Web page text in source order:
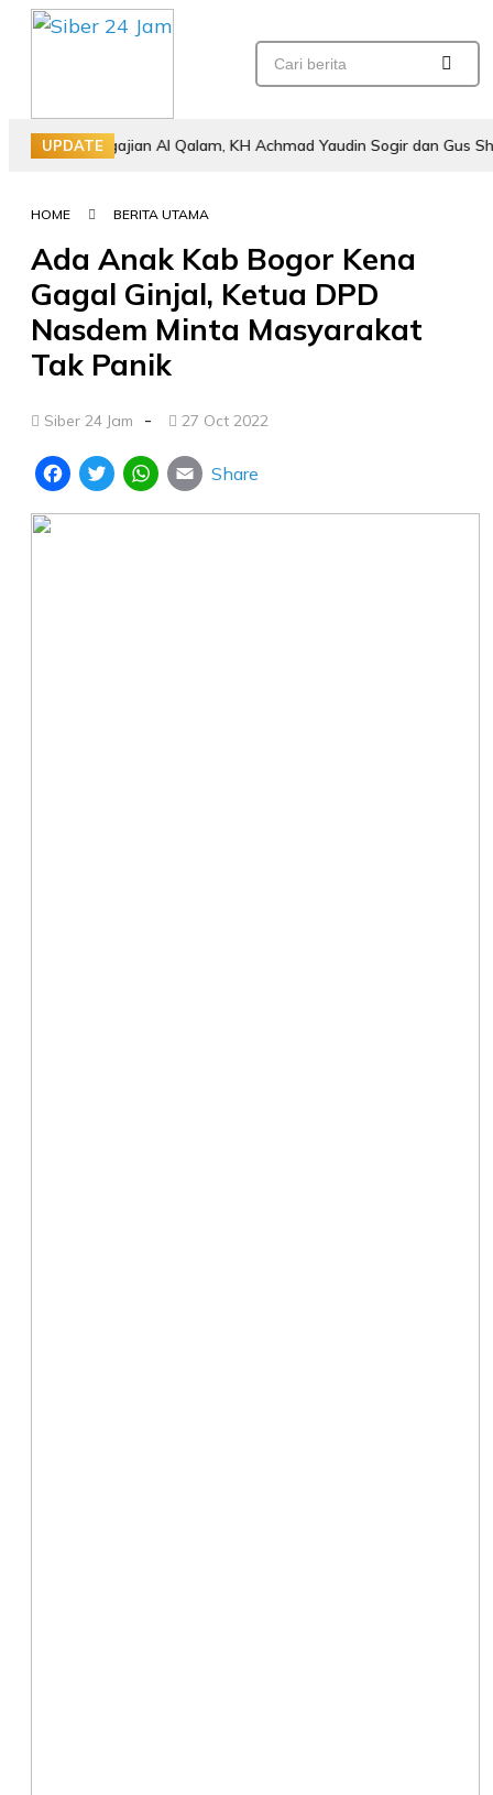
UPDATE
Pengajian Al Qalam, KH Achmad Yaudin Sogir dan Gus Sholeh
HOME BERITA UTAMA
Ada Anak Kab Bogor Kena
Gagal Ginjal, Ketua DPD
Nasdem Minta Masyarakat
Tak Panik
Siber 24 Jam - 27 Oct 2022
FacebookTwitterWhatsApp
Email
Share